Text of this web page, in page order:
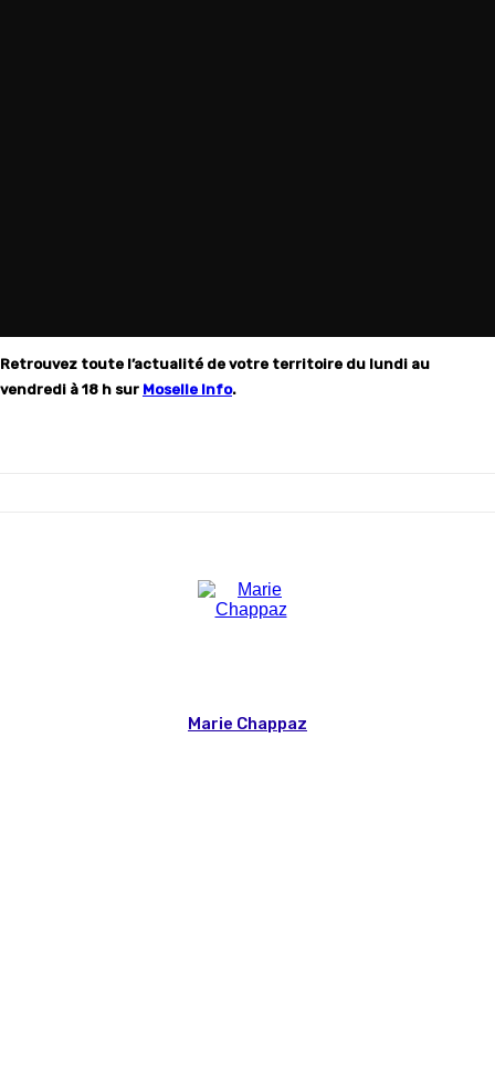
Retrouvez toute l’actualité de votre territoire du lundi au
vendredi à 18 h sur Moselle Info.
Marie Chappaz